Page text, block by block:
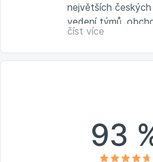
největších
vedení týmů,
také jako externí
číst více
93